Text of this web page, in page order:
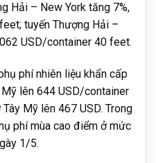
Hải – New York tăng 7%,
tuyến Thượng Hải –
USD/container 40 feet.
phí nhiên liệu khẩn cấp
lên 644 USD/container
Mỹ lên 467 USD. Trong
phí mùa cao điểm ở mức
1/5.